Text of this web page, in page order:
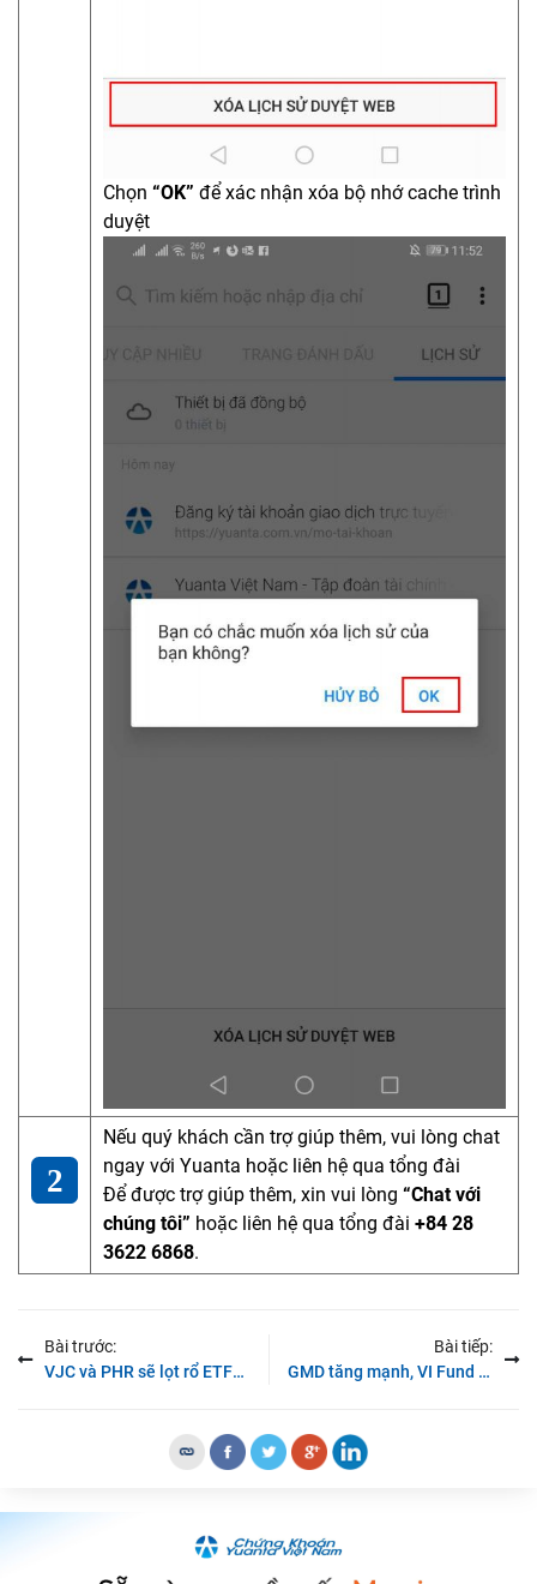
Chọn “OK” để xác nhận xóa bộ nhớ cache trình
duyệt
Nếu quý khách cần trợ giúp thêm, vui lòng chat
ngay với Yuanta hoặc liên hệ qua tổng đài
Để được trợ giúp thêm, xin vui lòng “Chat với
chúng tôi” hoặc liên hệ qua tổng đài +84 28
3622 6868.
Bài trước:
VJC và PHR sẽ lọt rổ ETFs trong kỳ cơ cấu danh mục tháng 9/2019?
Bài tiếp:
GMD tăng mạnh, VI Fund II đăng ký bán toàn bộ 58 triệu cổ phiếu